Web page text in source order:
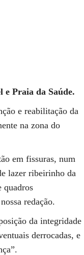
e Praia da Saúde.
e reabilitação da
na zona do
em fissuras, num
lazer ribeirinho da
quadros
redação.
da integridade
derrocadas, e